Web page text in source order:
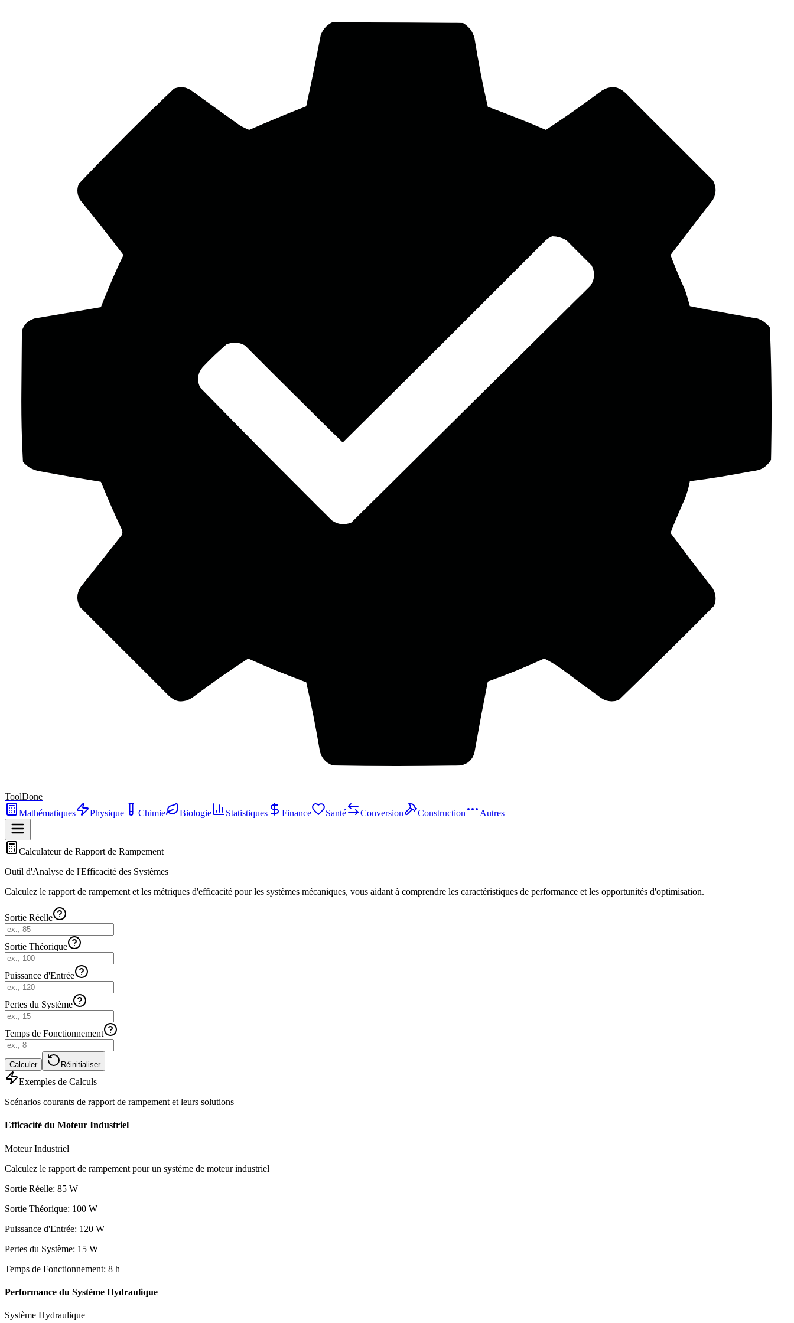
ToolDone
Mathématiques
Physique Chimie Biologie Statistiques Finance Santé Conversion Construction Autres
Calculateur de Rapport de Rampement
Outil d'Analyse de l'Efficacité des Systèmes
Calculez le rapport de rampement et les métriques d'efficacité pour les systèmes mécaniques, vous aidant à comprendre les caractéristiques de performance et les opportunités d'optimisation.
Sortie Réelle
Sortie Théorique
Puissance d'Entrée
Pertes du Système
Temps de Fonctionnement
Calculer Réinitialiser
Exemples de Calculs
Scénarios courants de rapport de rampement et leurs solutions
Efficacité du Moteur Industriel
Moteur Industriel
Calculez le rapport de rampement pour un système de moteur industriel
Sortie Réelle: 85 W
Sortie Théorique: 100 W
Puissance d'Entrée: 120 W
Pertes du Système: 15 W
Temps de Fonctionnement: 8 h
Performance du Système Hydraulique
Système Hydraulique